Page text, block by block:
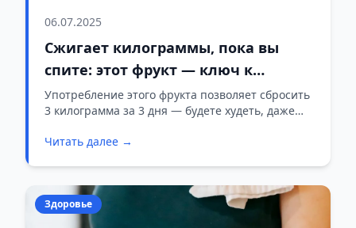
06.07.2025
Сжигает килограммы, пока вы
спите: этот фрукт — ключ к
быстрой потере веса
Употребление этого фрукта позволяет сбросить
3 килограмма за 3 дня — будете худеть, даже
Читать далее →
Здоровье